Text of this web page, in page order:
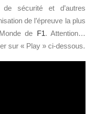
sécurité et d’autres
de l’épreuve la plus
de F1. Attention…
sur « Play » ci-dessous.